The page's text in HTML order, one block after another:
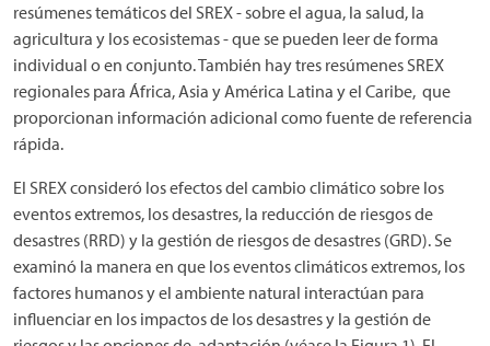
resúmenes temáticos del SREX - sobre el agua, la salud, la
agricultura y los ecosistemas - que se pueden leer de forma
individual o en conjunto. También hay tres resúmenes SREX
regionales para África, Asia y América Latina y el Caribe, que
proporcionan información adicional como fuente de referencia
rápida.
El SREX consideró los efectos del cambio climático sobre los
eventos extremos, los desastres, la reducción de riesgos de
desastres (RRD) y la gestión de riesgos de desastres (GRD). Se
examinó la manera en que los eventos climáticos extremos, los
factores humanos y el ambiente natural interactúan para
influenciar en los impactos de los desastres y la gestión de